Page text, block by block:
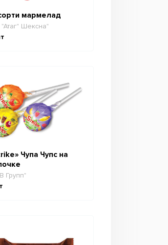
мармелад
Шексна"
Чупа Чупс на
Групп"